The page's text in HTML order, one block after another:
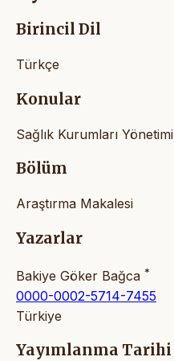
Birincil Dil
Türkçe
Konular
Sağlık Kurumları Yönetimi
Bölüm
Araştırma Makalesi
Yazarlar
Bakiye Göker Bağca *
0000-0002-5714-7455
Türkiye
Yayımlanma Tarihi